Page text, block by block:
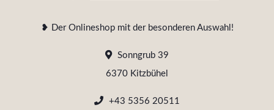
❥ Der Onlineshop mit der besonderen Auswahl!
Sonngrub 39
6370 Kitzbühel
+43 5356 20511